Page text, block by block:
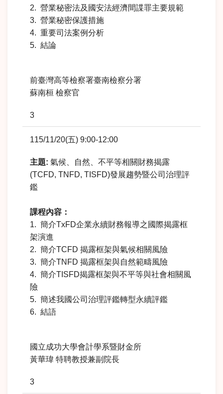
2. 營業秘密法及國安法經濟間諜罪主要規範
3. 營業秘密保護措施
4. 重要司法案例分析
5. 結論
前臺灣高等檢察署臺南檢察分署
蘇南桓 檢察官
3
115/11/20(五) 9:00-12:00
主題: 氣候、自然、不平等相關財務揭露
(TCFD, TNFD, TISFD)發展趨勢暨公司治理評
鑑
課程內容：
1. 簡介TxFD企業永續財務報導之國際揭露框
架演進
2. 簡介TCFD 揭露框架與氣候相關風險
3. 簡介TNFD 揭露框架與自然範疇風險
4. 簡介TISFD揭露框架與不平等與社會相關風
險
5. 簡述我國公司治理評鑑轉型永續評鑑
6. 結語
國立成功大學會計學系暨財金所
黃華瑋 特聘教授兼副院長
3